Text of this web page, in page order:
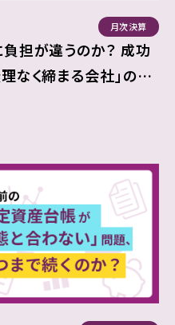
月次決算
担が違うのか？ 成功
なく締まる会社」の共